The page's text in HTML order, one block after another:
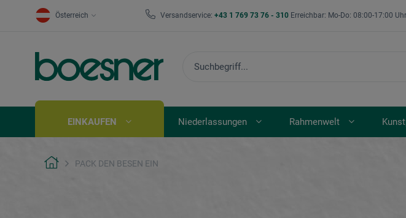
Österreich Versandservice: +43 1 769 73 76 - 310 Erreichbar: Mo-Do: 08:00-17:00
EINKAUFEN Niederlassungen Rahmenwelt
PACK DEN BESEN EIN